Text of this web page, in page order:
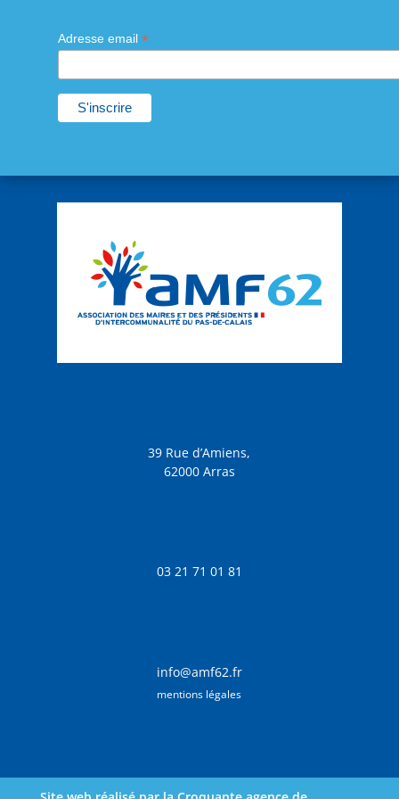
Adresse email *
39 Rue d’Amiens,
62000 Arras
03 21 71 01 81
info@amf62.fr
mentions légales